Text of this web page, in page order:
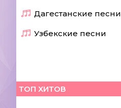
Дагестанские песни
Узбекские песни
ТОП ХИТОВ